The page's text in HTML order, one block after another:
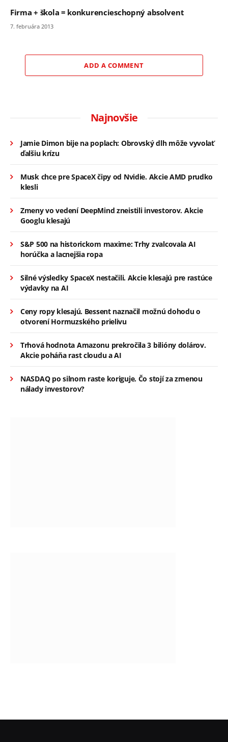
Firma + škola = konkurencieschopný absolvent
7. februára 2013
ADD A COMMENT
Najnovšie
Jamie Dimon bije na poplach: Obrovský dlh môže vyvolať
ďalšiu krízu
Musk chce pre SpaceX čipy od Nvidie. Akcie AMD prudko
klesli
Zmeny vo vedení DeepMind zneistili investorov. Akcie
Googlu klesajú
S&P 500 na historickom maxime: Trhy zvalcovala AI
horúčka a lacnejšia ropa
Silné výsledky SpaceX nestačili. Akcie klesajú pre rastúce
výdavky na AI
Ceny ropy klesajú. Bessent naznačil možnú dohodu o
otvorení Hormuzského prielivu
Trhová hodnota Amazonu prekročila 3 bilióny dolárov.
Akcie poháňa rast cloudu a AI
NASDAQ po silnom raste koriguje. Čo stojí za zmenou
nálady investorov?